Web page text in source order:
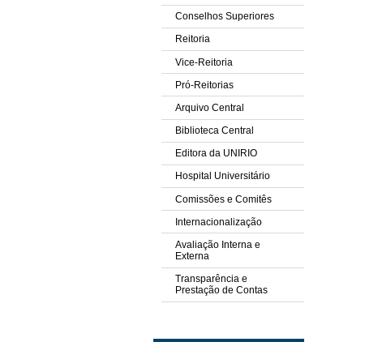
Conselhos Superiores
Reitoria
Vice-Reitoria
Pró-Reitorias
Arquivo Central
Biblioteca Central
Editora da UNIRIO
Hospital Universitário
Comissões e Comitês
Internacionalização
Avaliação Interna e
Externa
Transparência e
Prestação de Contas